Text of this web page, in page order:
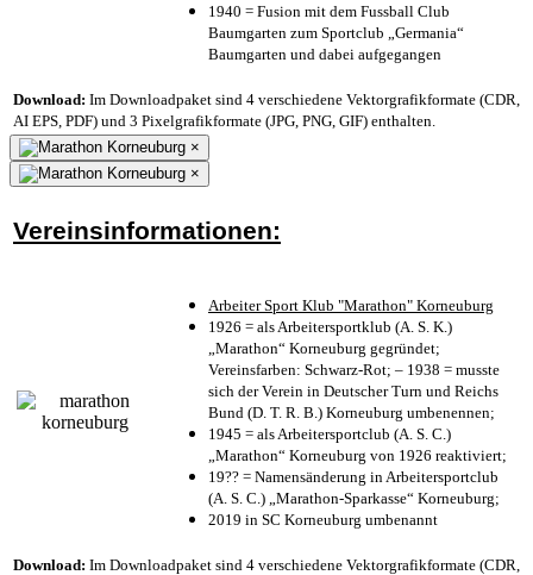
1940 = Fusion mit dem Fussball Club
Baumgarten zum Sportclub „Germania“
Baumgarten und dabei aufgegangen
Download: Im Downloadpaket sind 4 verschiedene Vektorgrafikformate (CDR,
AI EPS, PDF) und 3 Pixelgrafikformate (JPG, PNG, GIF) enthalten.
×
×
Vereinsinformationen:
Arbeiter Sport Klub "Marathon" Korneuburg
1926 = als Arbeitersportklub (A. S. K.)
„Marathon“ Korneuburg gegründet;
Vereinsfarben: Schwarz-Rot; – 1938 = musste
sich der Verein in Deutscher Turn und Reichs
Bund (D. T. R. B.) Korneuburg umbenennen;
1945 = als Arbeitersportclub (A. S. C.)
„Marathon“ Korneuburg von 1926 reaktiviert;
19?? = Namensänderung in Arbeitersportclub
(A. S. C.) „Marathon-Sparkasse“ Korneuburg;
2019 in SC Korneuburg umbenannt
Download: Im Downloadpaket sind 4 verschiedene Vektorgrafikformate (CDR,